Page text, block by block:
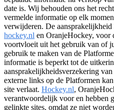
date is. Wij behouden ons het
vermelde informatie op elk
verwijderen. De
hockey.nl en OranjeHockey, voor
voortvloeit uit het gebruik van of
gebruik te maken van de
informatie is beperkt tot de
aansprakelijkheidsverzekering
externe links op de Platformen
site verlaat. Hockey.nl,
verantwoordelijk voor en hebben
gelinkte sites, omdat ze niet